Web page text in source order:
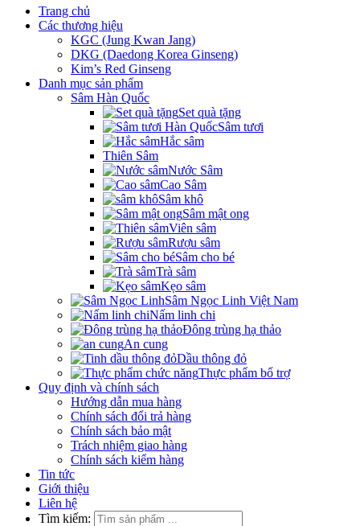
Trang chủ
Các thương hiệu
KGC (Jung Kwan Jang)
DKG (Daedong Korea Ginseng)
Kim’s Red Ginseng
Danh mục sản phẩm
Sâm Hàn Quốc
Set quà tặng
Sâm tươi
Hắc sâm
Thiên Sâm
Nước Sâm
Cao Sâm
Sâm khô
Sâm mật ong
Viên sâm
Rượu sâm
Sâm cho bé
Trà sâm
Kẹo sâm
Sâm Ngọc Linh Việt Nam
Nấm linh chi
Đông trùng hạ thảo
An cung
Dầu thông đỏ
Thực phẩm bổ trợ
Quy định và chính sách
Hướng dẫn mua hàng
Chính sách đổi trả hàng
Chính sách bảo mật
Trách nhiệm giao hàng
Chính sách kiểm hàng
Tin tức
Giới thiệu
Liên hệ
Tìm kiếm: